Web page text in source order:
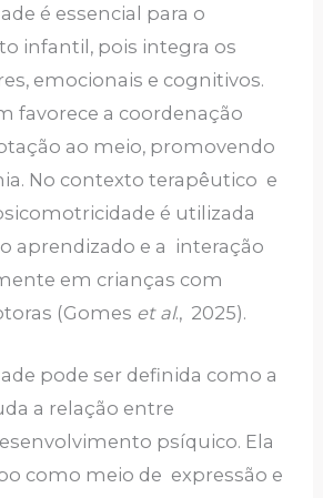
é essencial para o
infantil, pois integra os
emocionais e cognitivos.
favorece a coordenação
ao meio, promovendo
No contexto terapêutico e
é utilizada
aprendizado e a interação
em crianças com
(Gomes et al., 2025).
pode ser definida como a
a relação entre
psíquico. Ela
como meio de expressão e